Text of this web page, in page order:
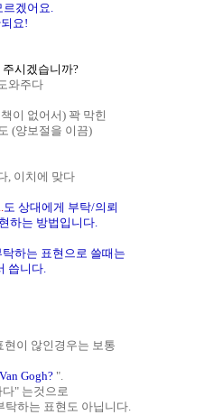
르겠어요.
요!
주시겠습니까?
와주다
이 없어서) 꽉 막힌
(양보절을 이끔)
, 이치에 맞다
도 상대에게 부탁/의뢰
하는 방법입니다.
하는 표현으로 쓸때는
씁니다.
현이 않인경우는 보통
Gogh? ".
" 는것으로
탁하는 표현도 아닙니다.